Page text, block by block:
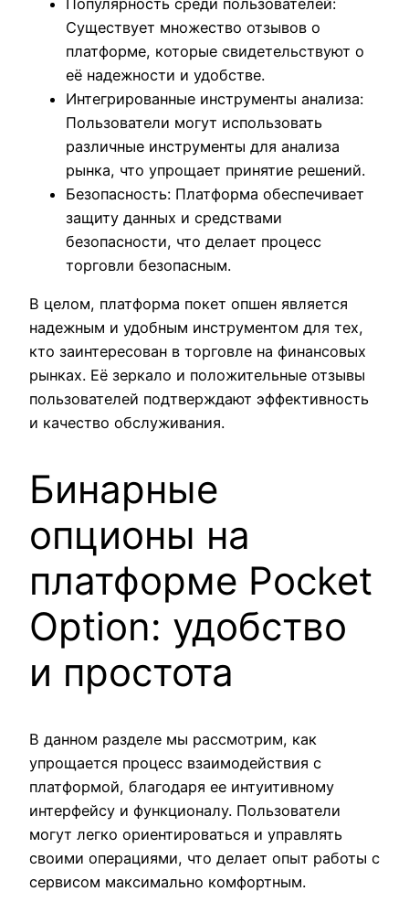
Популярность среди пользователей:
Существует множество отзывов о
платформе, которые свидетельствуют о
её надежности и удобстве.
Интегрированные инструменты анализа:
Пользователи могут использовать
различные инструменты для анализа
рынка, что упрощает принятие решений.
Безопасность: Платформа обеспечивает
защиту данных и средствами
безопасности, что делает процесс
торговли безопасным.
В целом, платформа покет опшен является
надежным и удобным инструментом для тех,
кто заинтересован в торговле на финансовых
рынках. Её зеркало и положительные отзывы
пользователей подтверждают эффективность
и качество обслуживания.
Бинарные
опционы на
платформе Pocket
Option: удобство
и простота
В данном разделе мы рассмотрим, как
упрощается процесс взаимодействия с
платформой, благодаря ее интуитивному
интерфейсу и функционалу. Пользователи
могут легко ориентироваться и управлять
своими операциями, что делает опыт работы с
сервисом максимально комфортным.